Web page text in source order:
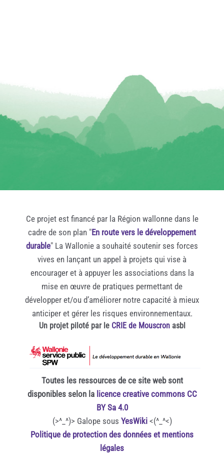
Ce projet est financé par la Région wallonne dans le
cadre de son plan "En route vers le développement
durable" La Wallonie a souhaité soutenir ses forces
vives en lançant un appel à projets qui vise à
encourager et à appuyer les associations dans la
mise en œuvre de pratiques permettant de
développer et/ou d’améliorer notre capacité à mieux
anticiper et gérer les risques environnementaux.
Un projet piloté par le CRIE de Mouscronasbl
Toutes les ressources de ce site web sont
disponibles selon la licence creative commons CC
BY Sa 4.0
(>^_^)> Galope sous YesWiki<(^_^<)
Politique de protection des données et mentions
légales